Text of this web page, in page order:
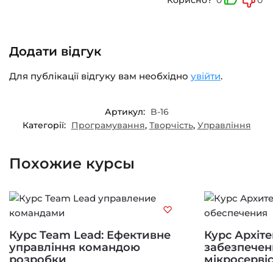
Додати відгук
Для публікації відгуку вам необхідно увійти.
Артикул: B-16
Категорії: Програмування, Творчість, Управління
Похожие курсы
Курс Team Lead: Ефективне
управління командою
Курс